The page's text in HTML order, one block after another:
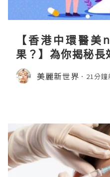
【香港中環醫
果？】為你揭秘長
美麗新世界 21分鐘